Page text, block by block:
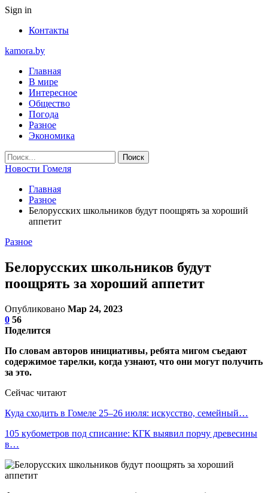
Sign in
Контакты
kamora.by
Главная
В мире
Интересное
Общество
Погода
Разное
Экономика
Новости Гомеля
Главная
Разное
Белорусских школьников будут поощрять за хороший
аппетит
Разное
Белорусских школьников будут
поощрять за хороший аппетит
Опубликовано Мар 24, 2023
0 56
Поделится
По словам авторов инициативы, ребята мигом съедают
содержимое тарелки, когда узнают, что они могут получить
за это.
Сейчас читают
Куда сходить в Гомеле 25–26 июля: искусство, семейный…
105 кубометров под списание: КГК выявил порчу древесины
в…